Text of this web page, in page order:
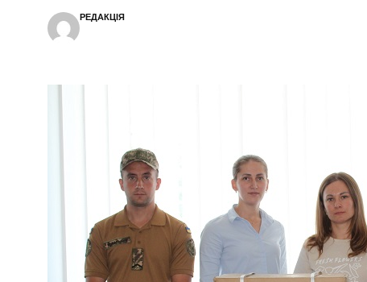
РЕДАКЦІЯ